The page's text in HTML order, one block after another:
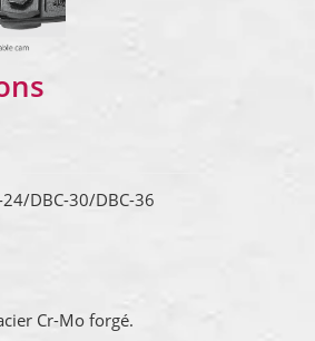
DBC-30/DBC-36
Cr-Mo forgé.